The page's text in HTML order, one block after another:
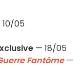
05
— 18/05
Fantôme—